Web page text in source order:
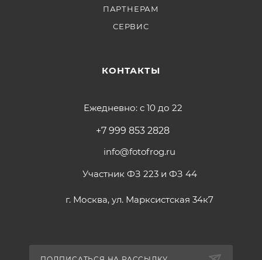
ПАРТНЕРАМ
СЕРВИС
КОНТАКТЫ
Ежедневно: с 10 до 22
+7 999 853 2828
info@fotofrog.ru
Участник ФЗ 223 и ФЗ 44
г. Москва, ул. Марксистская 34к7